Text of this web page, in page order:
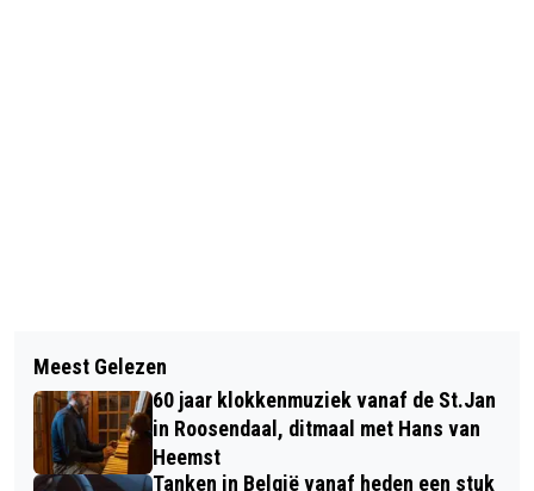
UITREIKING ROOSENSPELD AAN PIET
GELEYNS
WISSELVALLIG EN FRIS BEGIN VAN DE
HERFST
Meest Gelezen
60 jaar klokkenmuziek vanaf de St.Jan
in Roosendaal, ditmaal met Hans van
Heemst
Tanken in België vanaf heden een stuk